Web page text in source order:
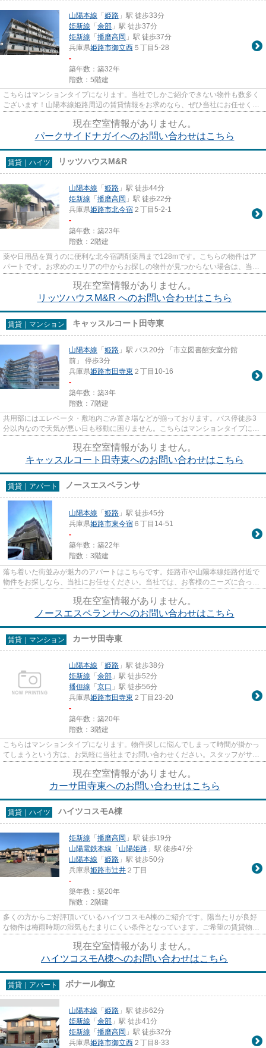
山陽本線 「姫路 」駅 徒歩33分
姫新線 「余部 」駅 徒歩37分
姫新線 「播磨高岡 」駅 徒歩37分
兵庫県姫路市御立西 ５丁目5-28
-
築年数：築32年
階数：5階建
こちらはマンションタイプになります。当社でしかご紹介できない物件も数多く
ございます！山陽本線姫路周辺の賃貸情報をお求めなら、ぜひ当社にお任せくだ
さい。
現在空室情報がありません。
パークサイドナガイへのお問い合わせはこちら
賃貸｜ハイツ リッツハウスM&R
山陽本線 「姫路 」駅 徒歩44分
姫新線 「播磨高岡 」駅 徒歩22分
兵庫県姫路市北今宿 ２丁目5-2-1
-
築年数：築23年
階数：2階建
薬や日用品を買うのに便利な北今宿調剤薬局まで128mです。こちらの物件はア
パートです。お求めのエリアの中からお探しの物件が見つからない場合は、当社
までご連絡頂ければ幸いです。...
現在空室情報がありません。
リッツハウスM&R へのお問い合わせはこちら
賃貸｜マンション キャッスルコート田寺東
山陽本線 「姫路 」駅 バス20分 「市立図書館安室分館
前」 停歩3分
兵庫県姫路市田寺東 ２丁目10-16
-
築年数：築3年
階数：7階建
共用部にはエレベータ・敷地内ごみ置き場などが揃っております。バス停徒歩3
分以内なので天気が悪い日も移動に困りません。こちらはマンションタイプにな
ります。利便性の高い設備も充...
現在空室情報がありません。
キャッスルコート田寺東へのお問い合わせはこちら
賃貸｜アパート ノースエスペランサ
山陽本線 「姫路 」駅 徒歩45分
兵庫県姫路市東今宿 ６丁目14-51
-
築年数：築22年
階数：3階建
落ち着いた街並みが魅力のアパートはこちらです。姫路市や山陽本線姫路付近で
物件をお探しなら、当社にお任せください。当社では、お客様のニーズに合った
ステキな物件をご紹介致します。
現在空室情報がありません。
ノースエスペランサへのお問い合わせはこちら
賃貸｜マンション カーサ田寺東
山陽本線 「姫路 」駅 徒歩38分
姫新線 「余部 」駅 徒歩52分
播但線 「京口 」駅 徒歩56分
兵庫県姫路市田寺東 ２丁目23-20
-
築年数：築20年
階数：3階建
こちらはマンションタイプになります。物件探しに悩んでしまって時間が掛かっ
てしまうという方は、お気軽に当社までお問い合わせください。スタッフがサポ
ートさせていただきます。
現在空室情報がありません。
カーサ田寺東へのお問い合わせはこちら
賃貸｜ハイツ ハイツコスモA棟
姫新線 「播磨高岡 」駅 徒歩19分
山陽電鉄本線 「山陽姫路 」駅 徒歩47分
山陽本線 「姫路 」駅 徒歩50分
兵庫県姫路市辻井 ２丁目
-
築年数：築20年
階数：2階建
多くの方からご好評頂いているハイツコスモA棟のご紹介です。陽当たりが良好
な物件は梅雨時期の湿気もたまりにくい条件となっています。ご希望の賃貸物件
が見つからなくてお困りの際は...
現在空室情報がありません。
ハイツコスモA棟へのお問い合わせはこちら
賃貸｜アパート ボナール御立
山陽本線 「姫路 」駅 徒歩62分
姫新線 「余部 」駅 徒歩41分
姫新線 「播磨高岡 」駅 徒歩32分
兵庫県姫路市御立西 ２丁目8-33